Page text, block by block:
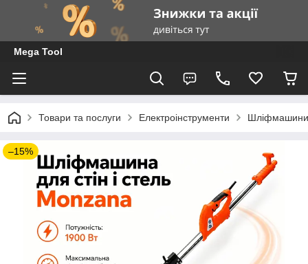
Mega Tool
Товари та послуги Електроінструменти Шліфмашини
–15%